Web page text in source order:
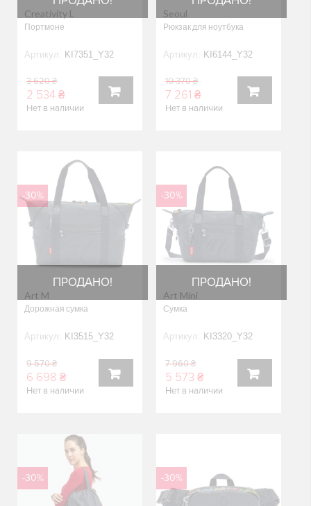
Creativity L
Портмоне
Артикул: KI7351_Y32
3 620 ₴
2 534 ₴
Нет в наличии
Seoul
Рюкзак для ноутбука
Артикул: KI6144_Y32
10 370 ₴
7 261 ₴
Нет в наличии
ПРОДАНО!
-30%
Art M
Дорожная сумка
Артикул: KI3515_Y32
9 570 ₴
6 698 ₴
Нет в наличии
ПРОДАНО!
-30%
Art Mini
Сумка
Артикул: KI3320_Y32
7 960 ₴
5 573 ₴
Нет в наличии
-30% -30%